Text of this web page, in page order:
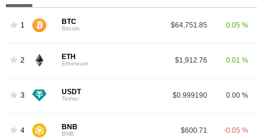
1 BTC
Bitcoin $64,751.85 0.05 %
2 ETH
Ethereum $1,912.76 0.01 %
3 USDT
Tether $0.999190 0.00 %
4 BNB
BNB $600.71 -0.05 %